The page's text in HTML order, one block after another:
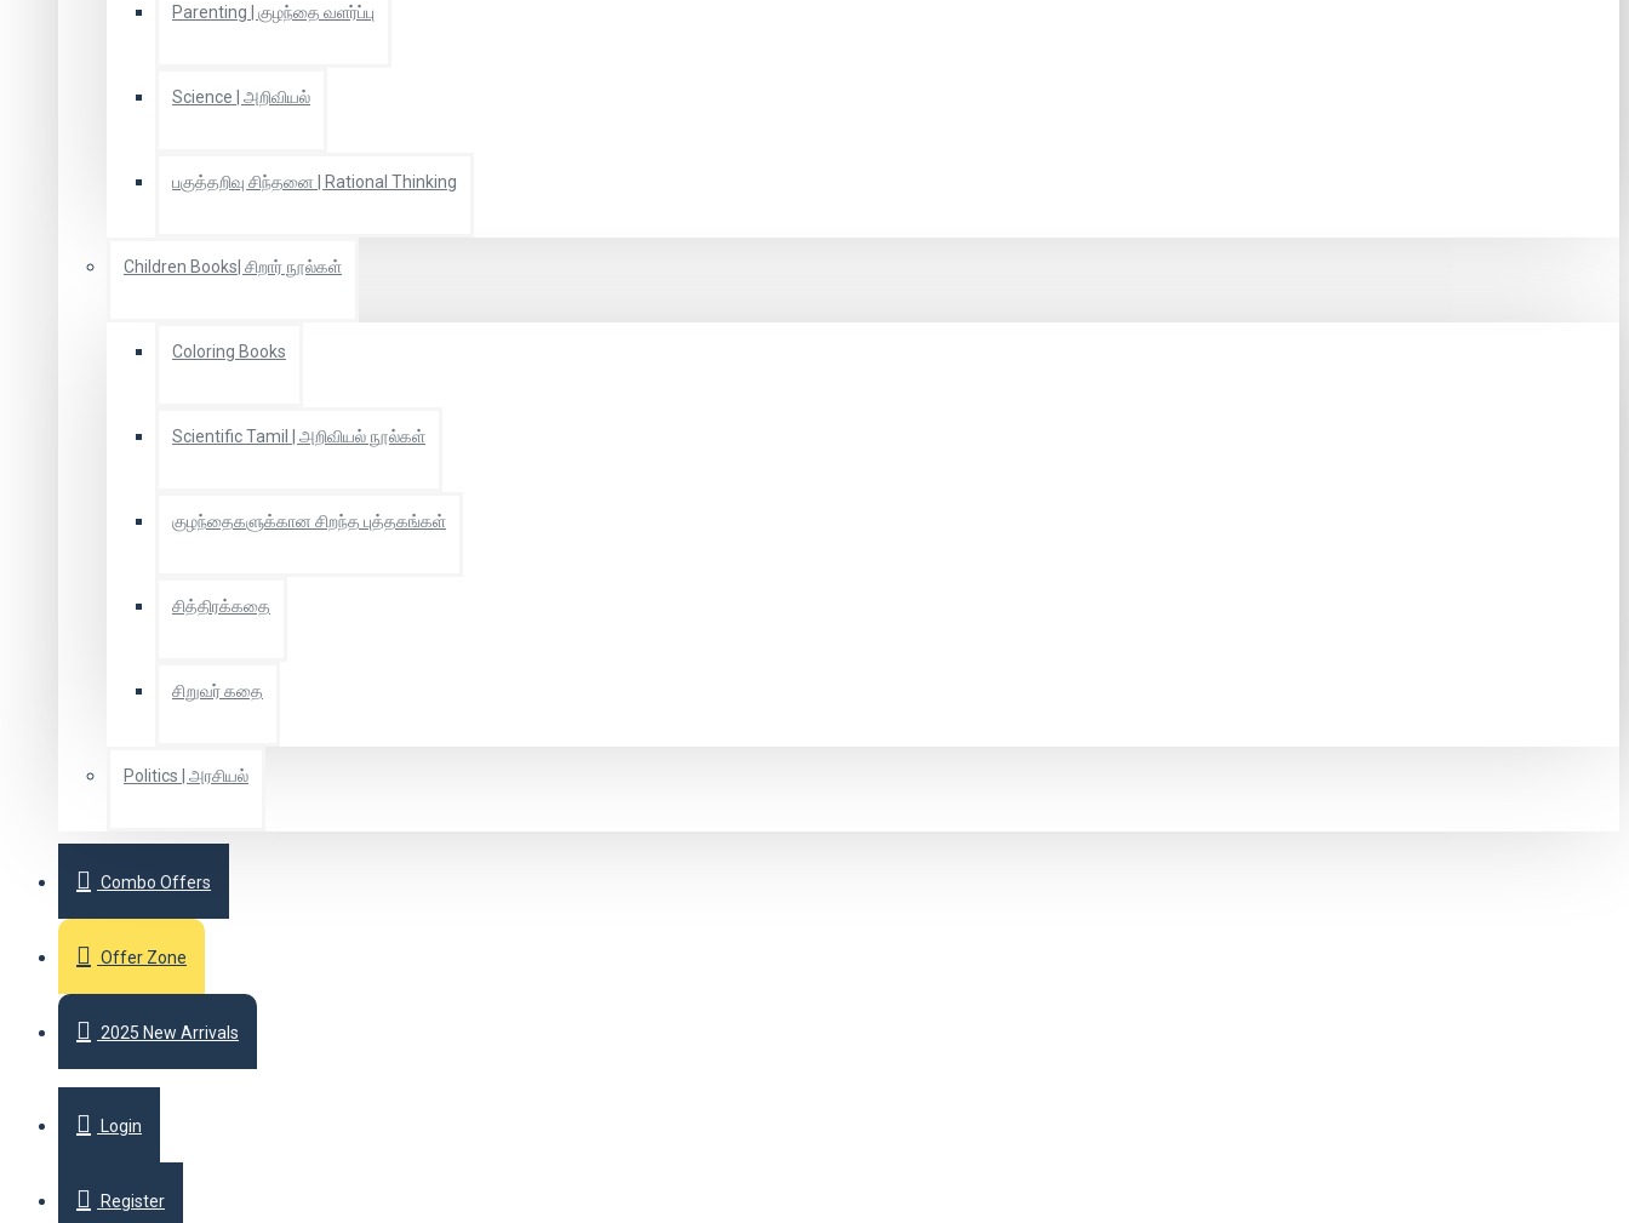
Parenting | குழந்தை வளர்ப்பு
Science | அறிவியல்
பகுத்தறிவு சிந்தனை | Rational Thinking
Children Books| சிறார் நூல்கள்
Coloring Books
Scientific Tamil | அறிவியல் நூல்கள்
குழந்தைகளுக்கான சிறந்த புத்தகங்கள்
சித்திரக்கதை
சிறுவர் கதை
Politics | அரசியல்
Combo Offers
Offer Zone
2025 New Arrivals
Login
Register